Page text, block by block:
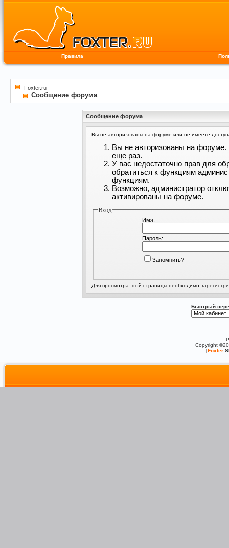
Правила
Foxter.ru
Сообщение форума
Сообщение форума
Вы не авторизованы на форуме или не имеете
Вы не авторизованы на форуме.
еще раз.
У вас недостаточно прав для
обратиться к функциям
функциям.
Возможно, администратор
активированы на форуме.
Вход
Имя:
Пароль:
Запомнить?
Для просмотра этой страницы необходимо
Быстрый
Copyright
[Foxter